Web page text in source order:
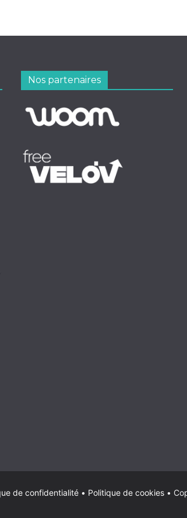
Nos partenaires
de confidentialité • Politique de cookies •